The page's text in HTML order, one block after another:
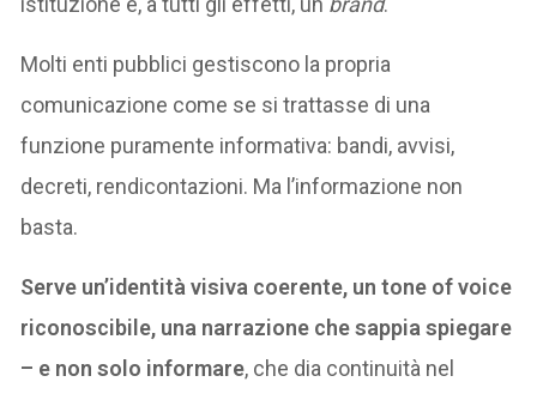
Molti enti pubblici gestiscono la propria
comunicazione come se si trattasse di una
funzione puramente informativa: bandi, avvisi,
decreti, rendicontazioni. Ma l’informazione non
basta.
Serve un’identità visiva coerente, un tone of voice
riconoscibile, una narrazione che sappia spiegare
– e non solo informare, che dia continuità nel